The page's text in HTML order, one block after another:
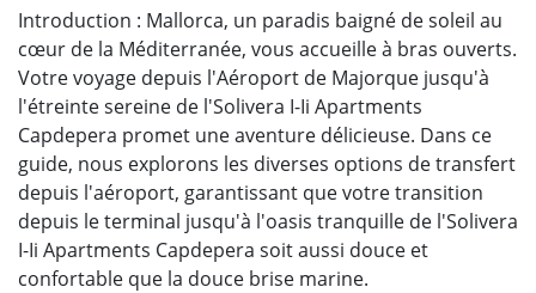
Introduction : Mallorca, un paradis baigné de soleil au
cœur de la Méditerranée, vous accueille à bras ouverts.
Votre voyage depuis l'Aéroport de Majorque jusqu'à
l'étreinte sereine de l'Solivera I-Ii Apartments
Capdepera promet une aventure délicieuse. Dans ce
guide, nous explorons les diverses options de transfert
depuis l'aéroport, garantissant que votre transition
depuis le terminal jusqu'à l'oasis tranquille de l'Solivera
I-Ii Apartments Capdepera soit aussi douce et
confortable que la douce brise marine.